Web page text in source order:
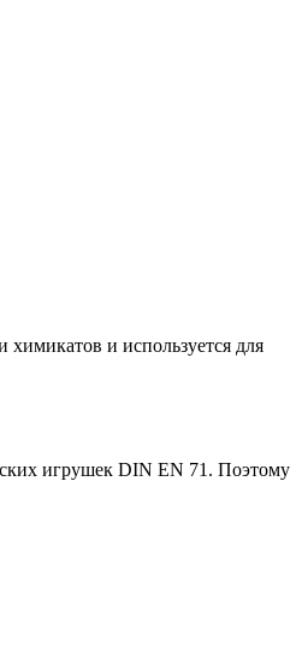
химикатов и используется для
игрушек DIN EN 71. Поэтому